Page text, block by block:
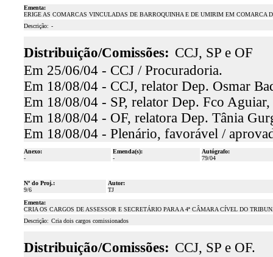
Ementa:
ERIGE AS COMARCAS VINCULADAS DE BARROQUINHA E DE UMIRIM EM COMARCA
Descrição: -
Distribuição/Comissões: CCJ, SP e OF
Em 25/06/04 - CCJ / Procuradoria.
Em 18/08/04 - CCJ, relator Dep. Osmar
Em 18/08/04 - SP, relator Dep. Fco
Em 18/08/04 - OF, relatora Dep. Tânia
Em 18/08/04 - Plenário, favorável /
Anexo:
-
Emenda(s):
-
Autógrafo:
79/04
Nº do Proj.:
9/6
Autor:
TJ
Ementa:
CRIA OS CARGOS DE ASSESSOR E SECRETÁRIO PARA A 4ª CÂMARA CÍVEL DO
Descrição: Cria dois cargos comissionados
Distribuição/Comissões: CCJ, SP e OF.